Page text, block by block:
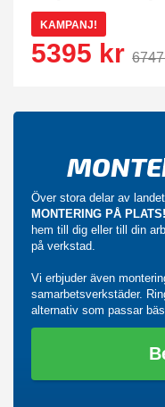
KAMPANJ!
5395 kr
Över stora delar av
MONTERING PÅ PLATS!
hem till dig eller till din
på verkstad.
Vi erbjuder även
samarbetsverkstäder.
alternativ som passar